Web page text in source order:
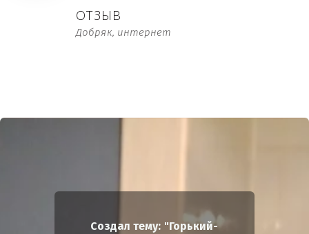
ОТЗЫВ
Добряк, интернет
Создал тему: "Горький-